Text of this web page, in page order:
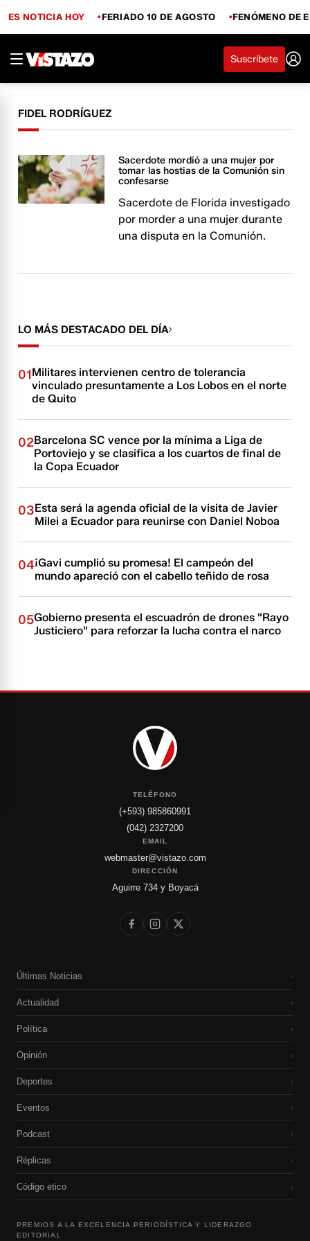
ES NOTICIA HOY FERIADO 10 DE AGOSTO FENÓMENO DE
Suscríbete
FIDEL RODRÍGUEZ
Sacerdote mordió a una mujer por
tomar las hostias de la Comunión sin
confesarse
Sacerdote de Florida investigado
por morder a una mujer durante
una disputa en la Comunión.
LO MÁS DESTACADO DEL DÍA
01Militares intervienen centro de tolerancia
vinculado presuntamente a Los Lobos en el norte
de Quito
02Barcelona SC vence por la mínima a Liga de
Portoviejo y se clasifica a los cuartos de final de
la Copa Ecuador
03Esta será la agenda oficial de la visita de Javier
Milei a Ecuador para reunirse con Daniel Noboa
04¡Gavi cumplió su promesa! El campeón del
mundo apareció con el cabello teñido de rosa
05Gobierno presenta el escuadrón de drones "Rayo
Justiciero" para reforzar la lucha contra el narco
TELÉFONO
(+593) 985860991
(042) 2327200
EMAIL
webmaster@vistazo.com
DIRECCIÓN
Aguirre 734 y Boyacá
Últimas Noticias ›
Actualidad ›
Política ›
Opinión ›
Deportes ›
Eventos ›
Podcast ›
Réplicas ›
Código etico ›
PREMIOS A LA EXCELENCIA PERIODÍSTICA Y LIDERAZGO
EDITORIAL